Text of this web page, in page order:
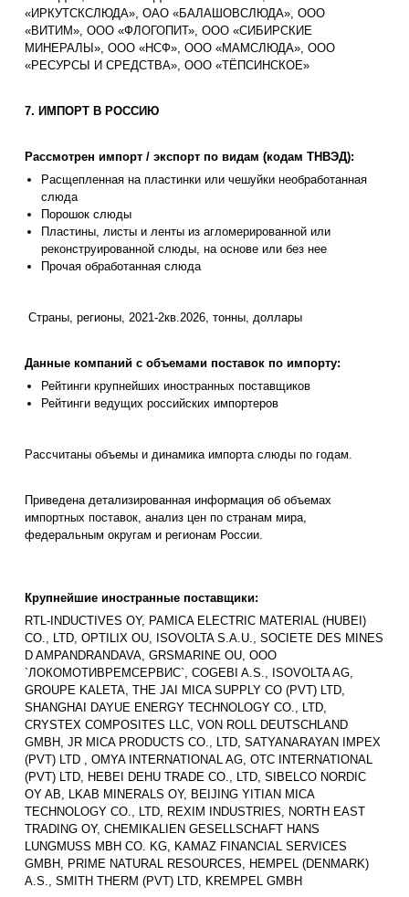
«ИРКУТСКСЛЮДА», ОАО «БАЛАШОВСЛЮДА», ООО
«ВИТИМ», ООО «ФЛОГОПИТ», ООО «СИБИРСКИЕ
МИНЕРАЛЫ», ООО «НСФ», ООО «МАМСЛЮДА», ООО
«РЕСУРСЫ И СРЕДСТВА», ООО «ТЁПСИНСКОЕ»
7. ИМПОРТ В РОССИЮ
Рассмотрен импорт / экспорт по видам (кодам ТНВЭД):
Расщепленная на пластинки или чешуйки необработанная
слюда
Порошок слюды
Пластины, листы и ленты из агломерированной или
реконструированной слюды, на основе или без нее
Прочая обработанная слюда
Страны, регионы, 2021-2кв.2026, тонны, доллары
Данные компаний с объемами поставок по импорту:
Рейтинги крупнейших иностранных поставщиков
Рейтинги ведущих российских импортеров
Рассчитаны объемы и динамика импорта слюды по годам.
Приведена детализированная информация об объемах
импортных поставок, анализ цен по странам мира,
федеральным округам и регионам России.
Крупнейшие иностранные поставщики:
RTL-INDUCTIVES OY, PAMICA ELECTRIC MATERIAL (HUBEI)
CO., LTD, OPTILIX OU, ISOVOLTA S.A.U., SOCIETE DES MINES
D AMPANDRANDAVA, GRSMARINE OU, ООО
`ЛОКОМОТИВРЕМСЕРВИС`, COGEBI A.S., ISOVOLTA AG,
GROUPE KALETA, THE JAI MICA SUPPLY CO (PVT) LTD,
SHANGHAI DAYUE ENERGY TECHNOLOGY CO., LTD,
CRYSTEX COMPOSITES LLC, VON ROLL DEUTSCHLAND
GMBH, JR MICA PRODUCTS CO., LTD, SATYANARAYAN IMPEX
(PVT) LTD , OMYA INTERNATIONAL AG, OTC INTERNATIONAL
(PVT) LTD, HEBEI DEHU TRADE CO., LTD, SIBELCO NORDIC
OY AB, LKAB MINERALS OY, BEIJING YITIAN MICA
TECHNOLOGY CO., LTD, REXIM INDUSTRIES, NORTH EAST
TRADING OY, CHEMIKALIEN GESELLSCHAFT HANS
LUNGMUSS MBH CO. KG, KAMAZ FINANCIAL SERVICES
GMBH, PRIME NATURAL RESOURCES, HEMPEL (DENMARK)
A.S., SMITH THERM (PVT) LTD, KREMPEL GMBH